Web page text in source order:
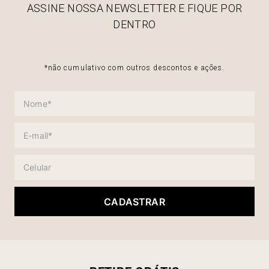
ASSINE NOSSA NEWSLETTER E FIQUE POR
DENTRO
*não cumulativo com outros descontos e ações.
CADASTRAR